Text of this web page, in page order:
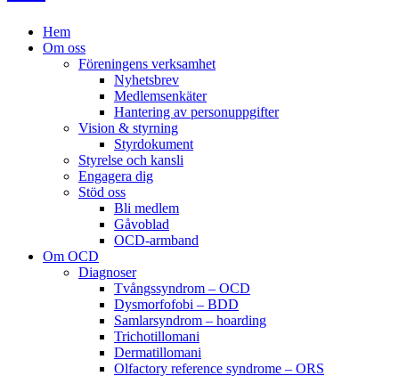
Hem
Om oss
Föreningens verksamhet
Nyhetsbrev
Medlemsenkäter
Hantering av personuppgifter
Vision & styrning
Styrdokument
Styrelse och kansli
Engagera dig
Stöd oss
Bli medlem
Gåvoblad
OCD-armband
Om OCD
Diagnoser
Tvångssyndrom – OCD
Dysmorfofobi – BDD
Samlarsyndrom – hoarding
Trichotillomani
Dermatillomani
Olfactory reference syndrome – ORS